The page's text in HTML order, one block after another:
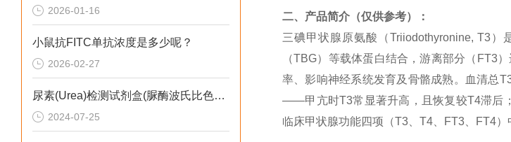
2026-01-16
小鼠抗FITC单抗浓度是多少呢？
2026-02-27
尿素(Urea)检测试剂盒(脲酶波氏比色法) 说明书
2024-07-25
二、产品简介（仅供参考）：
三碘甲状腺原氨酸（Triiodothyronine, T3
（TBG）等载体蛋白结合，游离部分（FT3
率、影响神经系统发育及骨骼成熟。血清总
——甲亢时T3常显著升高，且恢复较T4滞后
临床甲状腺功能四项（T3、T4、FT3、FT4）